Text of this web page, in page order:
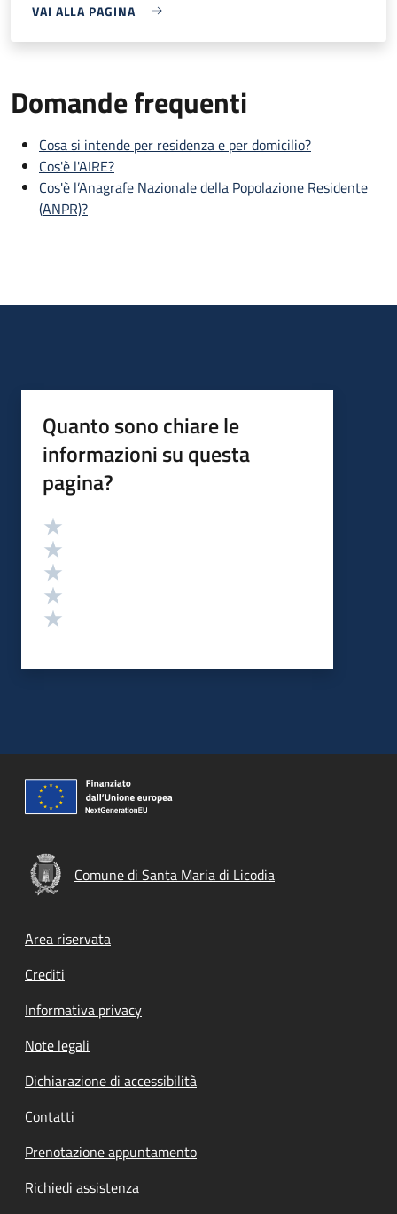
VAI ALLA PAGINA
Domande frequenti
Cosa si intende per residenza e per domicilio?
Cos'è l'AIRE?
Cos'è l’Anagrafe Nazionale della Popolazione Residente
(ANPR)?
Quanto sono chiare le
informazioni su questa
pagina?
Valutazione
Comune di Santa Maria di Licodia
Footer menu
Area riservata
Crediti
Informativa privacy
Note legali
Dichiarazione di accessibilità
Contatti
Prenotazione appuntamento
Richiedi assistenza